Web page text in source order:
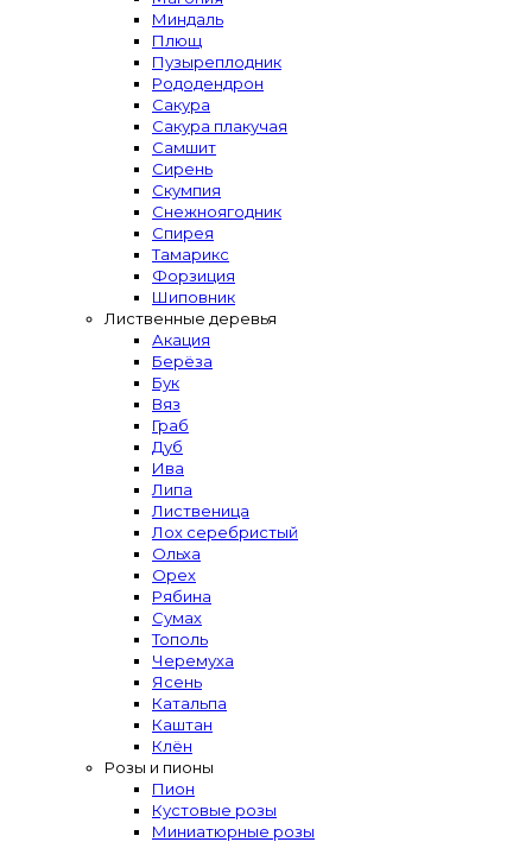
Миндаль
Плющ
Пузыреплодник
Рододендрон
Сакура
Сакура плакучая
Самшит
Сирень
Скумпия
Снежноягодник
Спирея
Тамарикс
Форзиция
Шиповник
Лиственные деревья
Акация
Берёза
Бук
Вяз
Граб
Дуб
Ива
Липа
Лиственица
Лох серебристый
Ольха
Орех
Рябина
Сумах
Тополь
Черемуха
Ясень
Катальпа
Каштан
Клён
Розы и пионы
Пион
Кустовые розы
Миниатюрные розы